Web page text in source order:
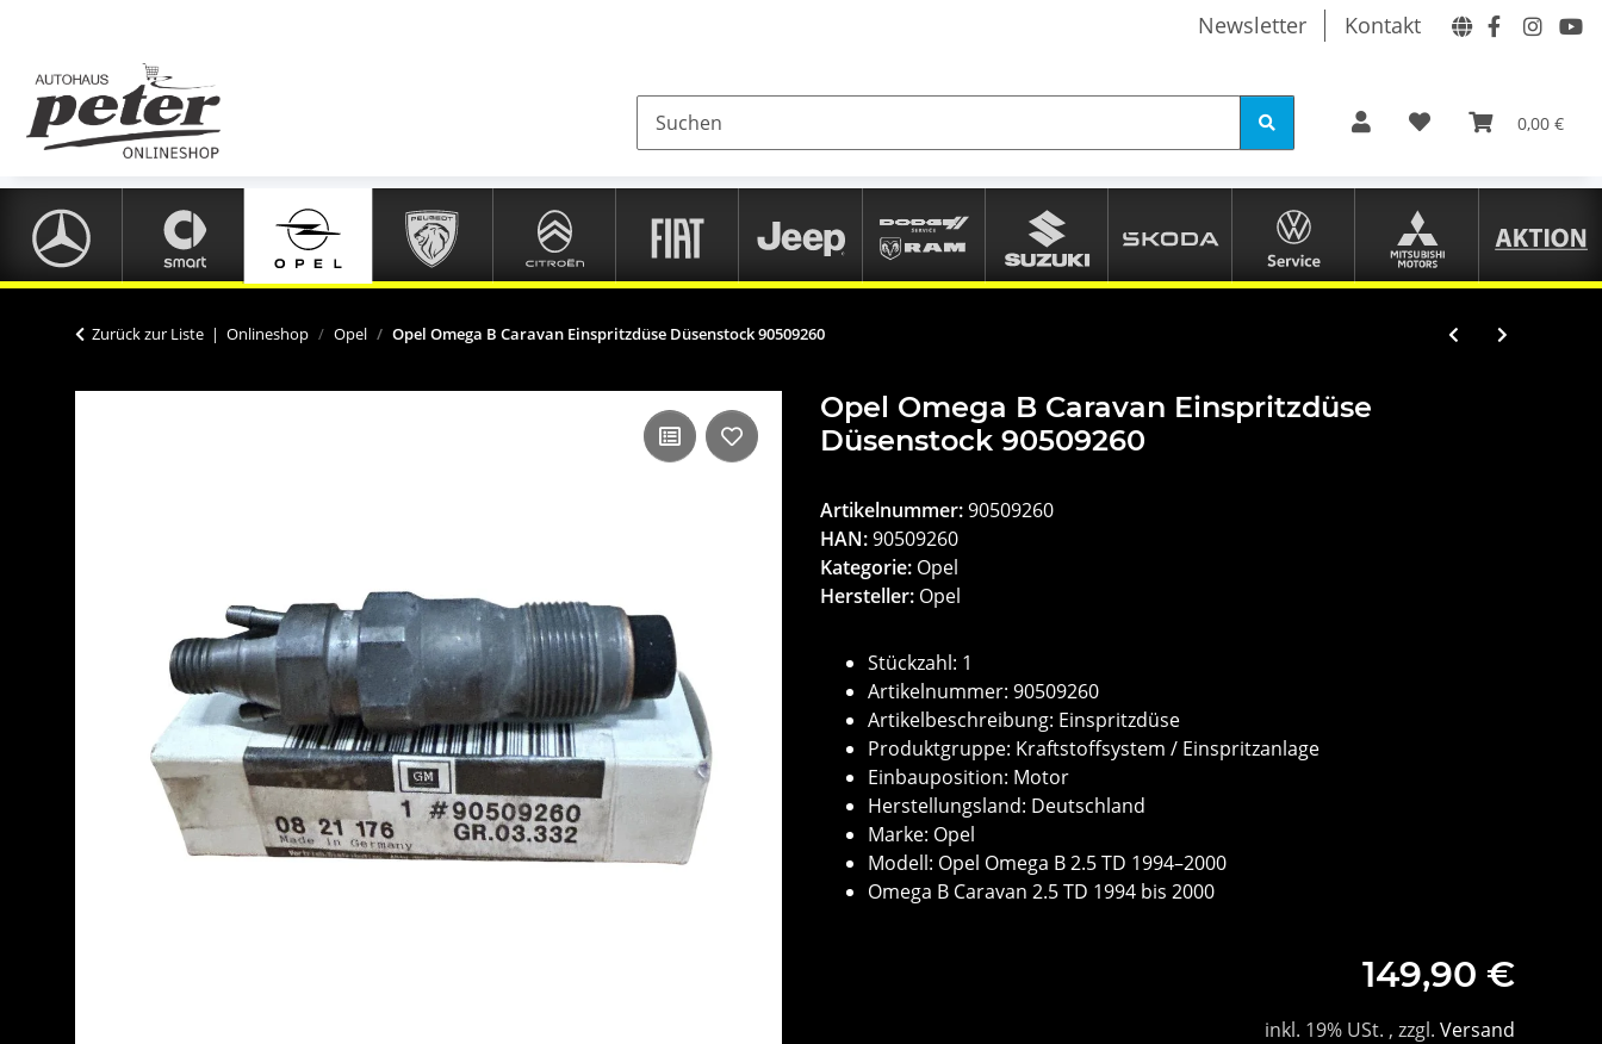
Newsletter Kontakt
0,00 €
Zurück zur Liste Onlineshop Opel Opel Omega B Caravan Einspritzdüse Düsenstock 90509260
Opel Omega B Caravan Einspritzdüse
Düsenstock 90509260
Artikelnummer:90509260
HAN:90509260
Kategorie: Opel
Hersteller: Opel
Stückzahl: 1
Artikelnummer: 90509260
Artikelbeschreibung: Einspritzdüse
Produktgruppe: Kraftstoffsystem / Einspritzanlage
Einbauposition: Motor
Herstellungsland: Deutschland
Marke: Opel
Modell: Opel Omega B 2.5 TD 1994–2000
Omega B Caravan 2.5 TD 1994 bis 2000
149,90 €
inkl. 19% USt. , zzgl. Versand